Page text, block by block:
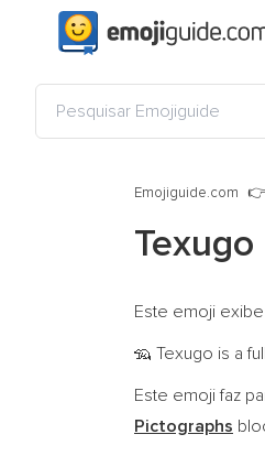
Emojiguide.com
Texugo
Este emoji
🦡 Texugo is a
Este emoji faz
Pictographs